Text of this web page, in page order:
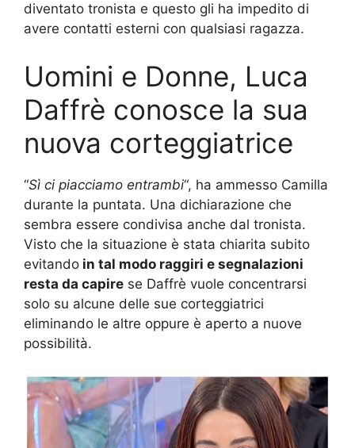
diventato tronista e questo gli ha impedito di
avere contatti esterni con qualsiasi ragazza.
Uomini e Donne, Luca
Daffrè conosce la sua
nuova corteggiatrice
“Sì ci piacciamo entrambi“, ha ammesso Camilla
durante la puntata. Una dichiarazione che
sembra essere condivisa anche dal tronista.
Visto che la situazione è stata chiarita subito
evitando in tal modo raggiri e segnalazioni
resta da capire se Daffrè vuole concentrarsi
solo su alcune delle sue corteggiatrici
eliminando le altre oppure è aperto a nuove
possibilità.